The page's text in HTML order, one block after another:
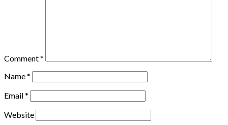
Comment*
Name*
Email*
Website